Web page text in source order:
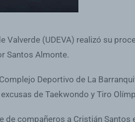
(UDEVA) realizó su
Santos Almonte.
Deportivo de La
de Taekwondo y Tiro
compañeros a Cristián Santos